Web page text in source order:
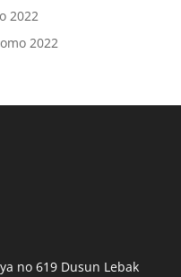
2022
2022
no 619 Dusun Lebak